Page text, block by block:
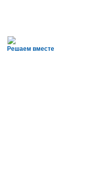
Решаем вместе